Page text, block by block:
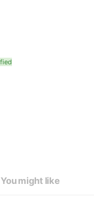
You might like